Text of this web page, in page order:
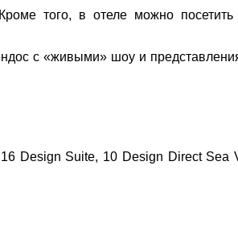
того, в отеле можно
с «живыми» шоу и
Design Suite, 10 Design Direct Sea